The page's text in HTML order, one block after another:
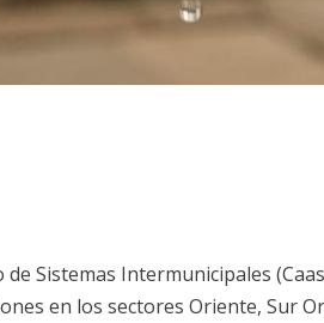
de Sistemas Intermunicipales
en los sectores Oriente, Sur